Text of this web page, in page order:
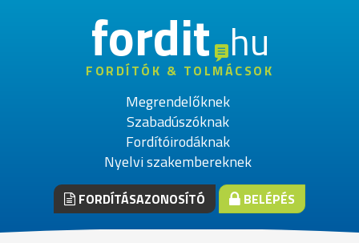
fordithu
FORDÍTÓK & TOLMÁCSOK
Megrendelőknek
Szabadúszóknak
Fordítóirodáknak
Nyelvi szakembereknek
FORDÍTÁSAZONOSÍTÓ BELÉPÉS